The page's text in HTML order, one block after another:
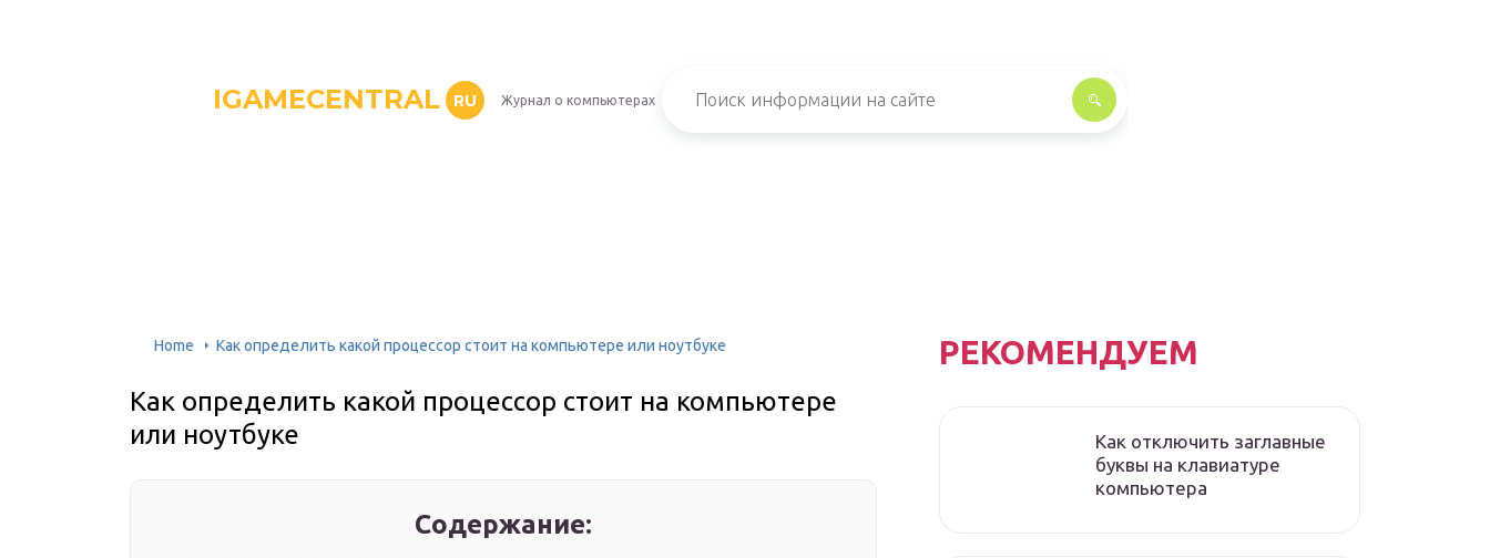
IGAMECENTRAL RU Журнал о компьютерах
Home Как определить какой процессор стоит на компьютере или ноутбуке
Как определить какой процессор стоит на компьютере
или ноутбуке
Содержание:
РЕКОМЕНДУЕМ
Как отключить заглавные
буквы на клавиатуре
компьютера